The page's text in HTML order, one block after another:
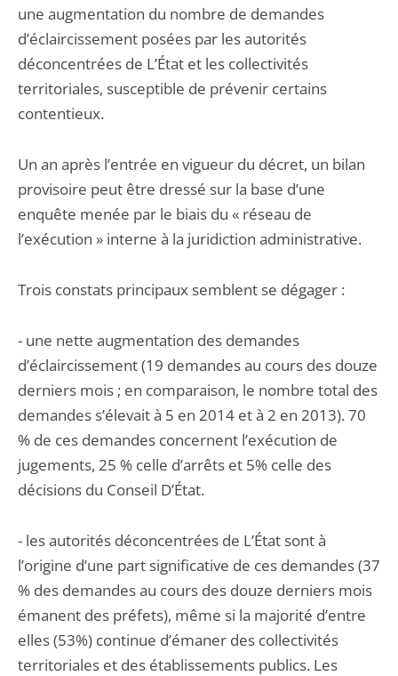
une augmentation du nombre de demandes
d’éclaircissement posées par les autorités
déconcentrées de L’État et les collectivités
territoriales, susceptible de prévenir certains
contentieux.
Un an après l’entrée en vigueur du décret, un bilan
provisoire peut être dressé sur la base d’une
enquête menée par le biais du « réseau de
l’exécution » interne à la juridiction administrative.
Trois constats principaux semblent se dégager :
- une nette augmentation des demandes
d’éclaircissement (19 demandes au cours des douze
derniers mois ; en comparaison, le nombre total des
demandes s’élevait à 5 en 2014 et à 2 en 2013). 70
% de ces demandes concernent l’exécution de
jugements, 25 % celle d’arrêts et 5% celle des
décisions du Conseil D’État.
- les autorités déconcentrées de L’État sont à
l’origine d’une part significative de ces demandes (37
% des demandes au cours des douze derniers mois
émanent des préfets), même si la majorité d’entre
elles (53%) continue d’émaner des collectivités
territoriales et des établissements publics. Les